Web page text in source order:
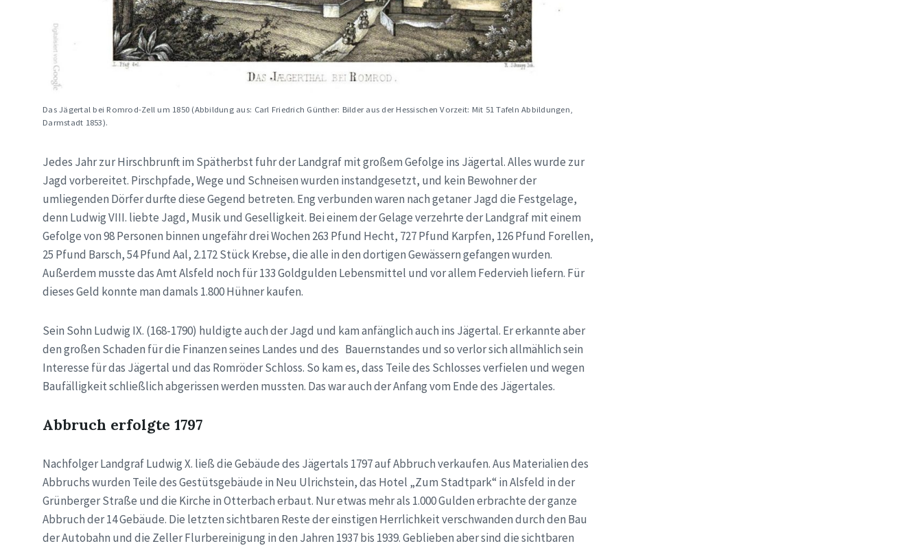
Das Jägertal bei Romrod-Zell um 1850 (Abbildung aus: Carl Friedrich Günther: Bilder aus der Hessischen Vorzeit: Mit 51 Tafeln Abbildungen,
Darmstadt 1853).
Jedes Jahr zur Hirschbrunft im Spätherbst fuhr der Landgraf mit großem Gefolge ins Jägertal. Alles wurde zur
Jagd vorbereitet. Pirschpfade, Wege und Schneisen wurden instandgesetzt, und kein Bewohner der
umliegenden Dörfer durfte diese Gegend betreten. Eng verbunden waren nach getaner Jagd die Festgelage,
denn Ludwig VIII. liebte Jagd, Musik und Geselligkeit. Bei einem der Gelage verzehrte der Landgraf mit einem
Gefolge von 98 Personen binnen ungefähr drei Wochen 263 Pfund Hecht, 727 Pfund Karpfen, 126 Pfund Forellen,
25 Pfund Barsch, 54 Pfund Aal, 2.172 Stück Krebse, die alle in den dortigen Gewässern gefangen wurden.
Außerdem musste das Amt Alsfeld noch für 133 Goldgulden Lebensmittel und vor allem Federvieh liefern. Für
dieses Geld konnte man damals 1.800 Hühner kaufen.
Sein Sohn Ludwig IX. (168-1790) huldigte auch der Jagd und kam anfänglich auch ins Jägertal. Er erkannte aber
den großen Schaden für die Finanzen seines Landes und des Bauernstandes und so verlor sich allmählich sein
Interesse für das Jägertal und das Romröder Schloss. So kam es, dass Teile des Schlosses verfielen und wegen
Baufälligkeit schließlich abgerissen werden mussten. Das war auch der Anfang vom Ende des Jägertales.
Abbruch erfolgte 1797
Nachfolger Landgraf Ludwig X. ließ die Gebäude des Jägertals 1797 auf Abbruch verkaufen. Aus Materialien des
Abbruchs wurden Teile des Gestütsgebäude in Neu Ulrichstein, das Hotel „Zum Stadtpark“ in Alsfeld in der
Grünberger Straße und die Kirche in Otterbach erbaut. Nur etwas mehr als 1.000 Gulden erbrachte der ganze
Abbruch der 14 Gebäude. Die letzten sichtbaren Reste der einstigen Herrlichkeit verschwanden durch den Bau
der Autobahn und die Zeller Flurbereinigung in den Jahren 1937 bis 1939. Geblieben aber sind die sichtbaren